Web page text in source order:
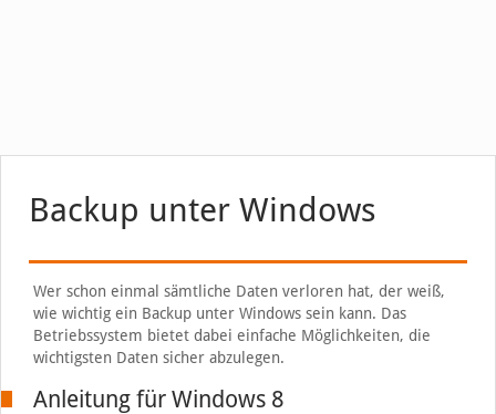
Backup unter Windows
Wer schon einmal sämtliche Daten verloren hat, der weiß,
wie wichtig ein Backup unter Windows sein kann. Das
Betriebssystem bietet dabei einfache Möglichkeiten, die
wichtigsten Daten sicher abzulegen.
Anleitung für Windows 8